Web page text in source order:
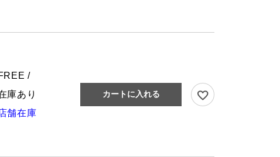
/
庫あり
舗在庫
カートに入れる